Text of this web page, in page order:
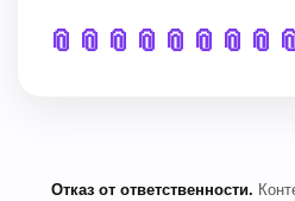
📎 📎 📎 📎 📎 📎 📎 📎
Отказ от ответственности.